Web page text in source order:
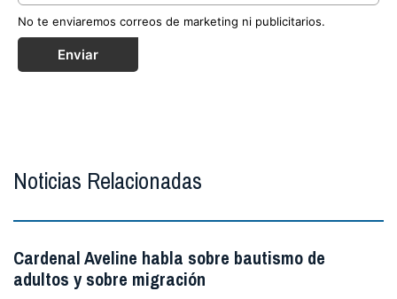
No te enviaremos correos de marketing ni publicitarios.
Enviar
Noticias Relacionadas
Cardenal Aveline habla sobre bautismo de
adultos y sobre migración